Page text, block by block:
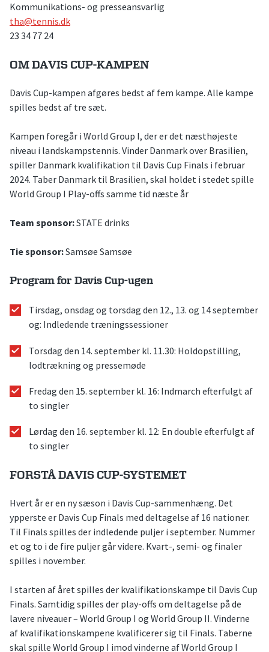
Kommunikations- og presseansvarlig
tha@tennis.dk
23 34 77 24
OM DAVIS CUP-KAMPEN
Davis Cup-kampen afgøres bedst af fem kampe. Alle kampe
spilles bedst af tre sæt.
Kampen foregår i World Group I, der er det næsthøjeste
niveau i landskampstennis. Vinder Danmark over Brasilien,
spiller Danmark kvalifikation til Davis Cup Finals i februar
2024. Taber Danmark til Brasilien, skal holdet i stedet spille
World Group I Play-offs samme tid næste år
Team sponsor:STATE drinks
Tie sponsor:Samsøe Samsøe
Program for Davis Cup-ugen
Tirsdag, onsdag og torsdag den 12., 13. og 14 september
og: Indledende træningssessioner
Torsdag den 14. september kl. 11.30: Holdopstilling,
lodtrækning og pressemøde
Fredag den 15. september kl. 16: Indmarch efterfulgt af
to singler
Lørdag den 16. september kl. 12: En double efterfulgt af
to singler
FORSTÅ DAVIS CUP-SYSTEMET
Hvert år er en ny sæson i Davis Cup-sammenhæng. Det
ypperste er Davis Cup Finals med deltagelse af 16 nationer.
Til Finals spilles der indledende puljer i september. Nummer
et og to i de fire puljer går videre. Kvart-, semi- og finaler
spilles i november.
I starten af året spilles der kvalifikationskampe til Davis Cup
Finals. Samtidig spilles der play-offs om deltagelse på de
lavere niveauer – World Group I og World Group II. Vinderne
af kvalifikationskampene kvalificerer sig til Finals. Taberne
skal spille World Group I imod vinderne af World Group I